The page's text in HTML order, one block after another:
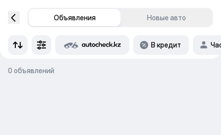
Объявления Новые авто
В кредит
0 объявлений